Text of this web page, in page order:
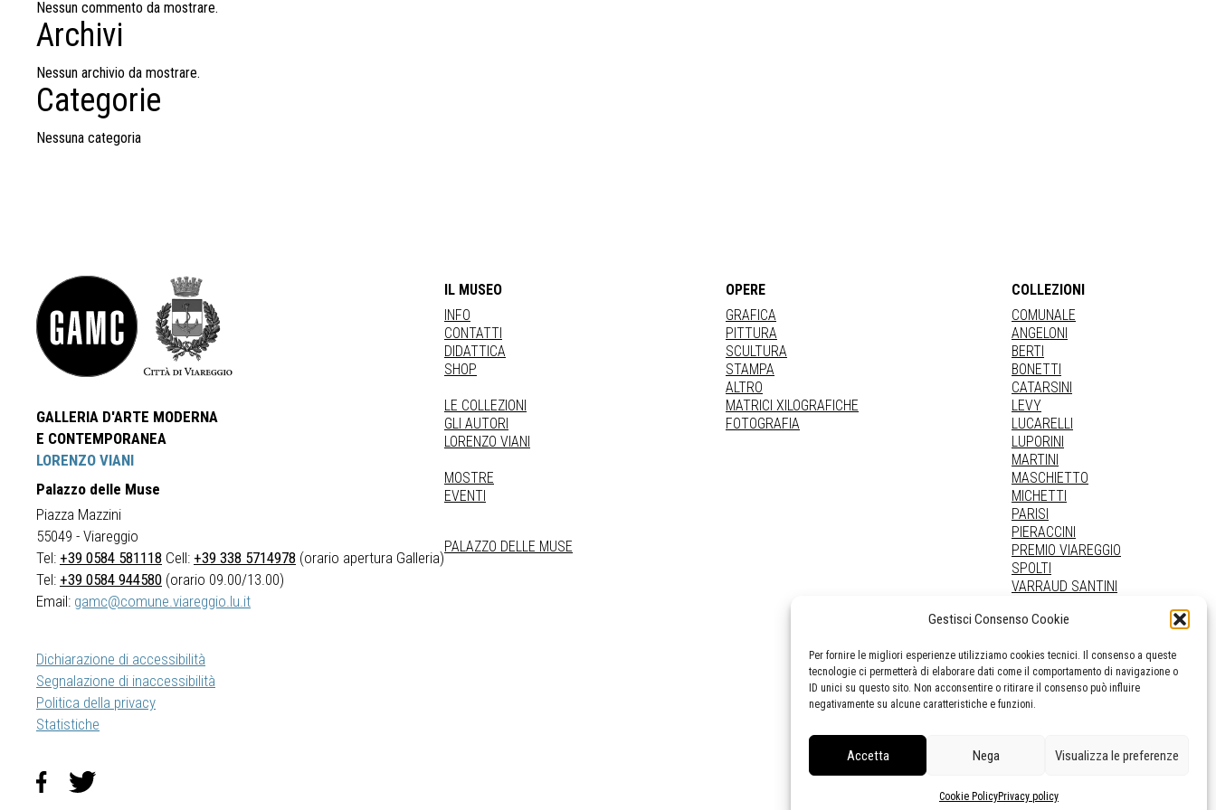
Gestisci Consenso Cookie
Per fornire le migliori esperienze utilizziamo cookies tecnici. Il consenso a queste
tecnologie ci permetterà di elaborare dati come il comportamento di navigazione o
ID unici su questo sito. Non acconsentire o ritirare il consenso può influire
negativamente su alcune caratteristiche e funzioni.
Accetta Nega Visualizza le preferenze
Cookie PolicyPrivacy policy
Nessun commento da mostrare.
Archivi
Nessun archivio da mostrare.
Categorie
Nessuna categoria
GALLERIA D'ARTE MODERNA
E CONTEMPORANEA
LORENZO VIANI
Palazzo delle Muse
Piazza Mazzini
55049 - Viareggio
Tel: +39 0584 581118 Cell: +39 338 5714978 (orario apertura Galleria)
Tel: +39 0584 944580 (orario 09.00/13.00)
Email: gamc@comune.viareggio.lu.it
Dichiarazione di accessibilità
Segnalazione di inaccessibilità
Politica della privacy
Statistiche
IL MUSEO
INFO
CONTATTI
DIDATTICA
SHOP
LE COLLEZIONI
GLI AUTORI
LORENZO VIANI
MOSTRE
EVENTI
PALAZZO DELLE MUSE
OPERE
GRAFICA
PITTURA
SCULTURA
STAMPA
ALTRO
MATRICI XILOGRAFICHE
FOTOGRAFIA
COLLEZIONI
COMUNALE
ANGELONI
BERTI
BONETTI
CATARSINI
LEVY
LUCARELLI
LUPORINI
MARTINI
MASCHIETTO
MICHETTI
PARISI
PIERACCINI
PREMIO VIAREGGIO
SPOLTI
VARRAUD SANTINI